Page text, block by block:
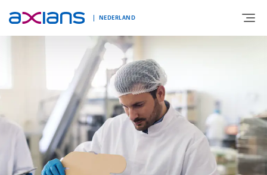
NEDERLAND
OVER AXIANS
EXPERTISE
MARKTSEGMENT